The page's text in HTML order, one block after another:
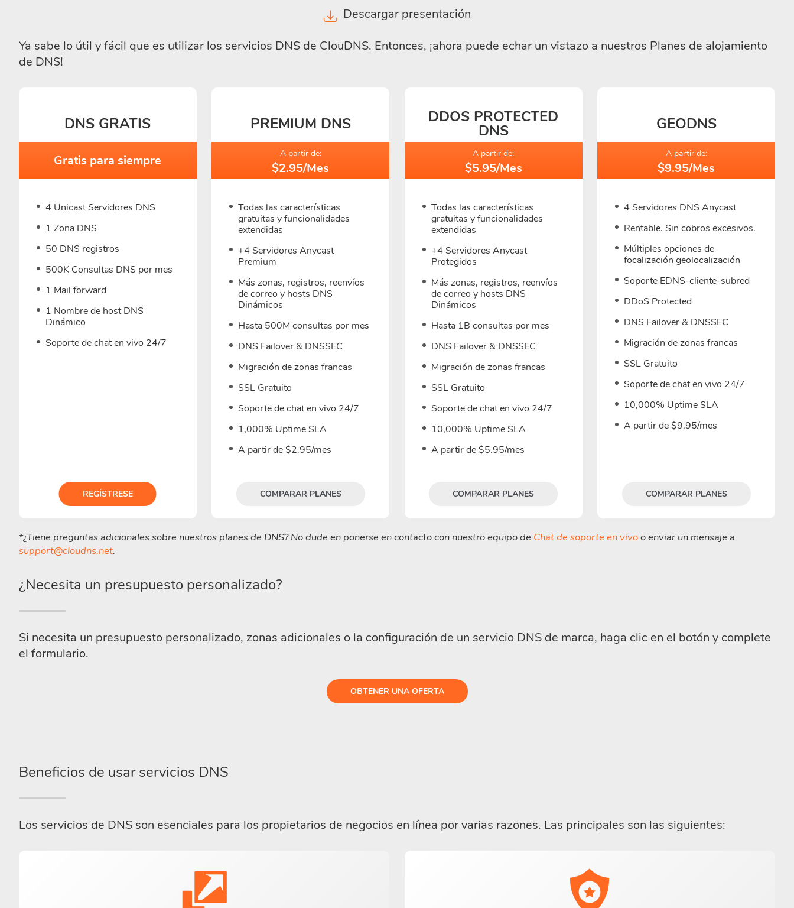
Descargar presentación
Ya sabe lo útil y fácil que es utilizar los servicios DNS de ClouDNS. Entonces, ¡ahora puede echar un vistazo a nuestros Planes de alojamiento
de DNS!
DNS GRATIS
Gratis para siempre
4 Unicast Servidores DNS
1 Zona DNS
50 DNS registros
500K Consultas DNS por mes
1 Mail forward
1 Nombre de host DNS
Dinámico
Soporte de chat en vivo 24/7
REGÍSTRESE
PREMIUM DNS
A partir de:
$2.95/Mes
Todas las características
gratuitas y funcionalidades
extendidas
+4 Servidores Anycast
Premium
Más zonas, registros, reenvíos
de correo y hosts DNS
Dinámicos
Hasta 500M consultas por mes
DNS Failover & DNSSEC
Migración de zonas francas
SSL Gratuito
Soporte de chat en vivo 24/7
1,000% Uptime SLA
A partir de $2.95/mes
COMPARAR PLANES
DDOS PROTECTED
DNS
A partir de:
$5.95/Mes
Todas las características
gratuitas y funcionalidades
extendidas
+4 Servidores Anycast
Protegidos
Más zonas, registros, reenvíos
de correo y hosts DNS
Dinámicos
Hasta 1B consultas por mes
DNS Failover & DNSSEC
Migración de zonas francas
SSL Gratuito
Soporte de chat en vivo 24/7
10,000% Uptime SLA
A partir de $5.95/mes
COMPARAR PLANES
GEODNS
A partir de:
$9.95/Mes
4 Servidores DNS Anycast
Rentable. Sin cobros excesivos.
Múltiples opciones de
focalización geolocalización
Soporte EDNS-cliente-subred
DDoS Protected
DNS Failover & DNSSEC
Migración de zonas francas
SSL Gratuito
Soporte de chat en vivo 24/7
10,000% Uptime SLA
A partir de $9.95/mes
COMPARAR PLANES
*¿Tiene preguntas adicionales sobre nuestros planes de DNS? No dude en ponerse en contacto con nuestro equipo de Chat de soporte en vivoo enviar un mensaje a
support@cloudns.net.
¿Necesita un presupuesto personalizado?
Si necesita un presupuesto personalizado, zonas adicionales o la configuración de un servicio DNS de marca, haga clic en el botón y complete
el formulario.
OBTENER UNA OFERTA
Beneficios de usar servicios DNS
Los servicios de DNS son esenciales para los propietarios de negocios en línea por varias razones. Las principales son las siguientes: